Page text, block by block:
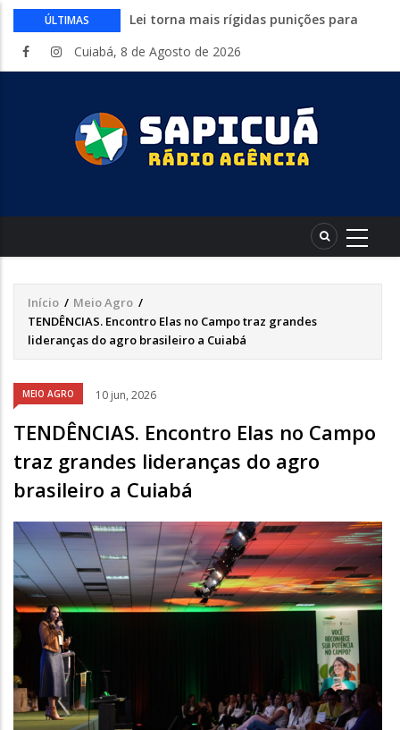
ÚLTIMAS
Lei torna mais rígidas punições para
CAIXA e iFood facilitam financiamento
Circuito Fazenda Rosa estreia na
Exposul com imersão de mulheres nas
atividades do agronegócio
Começa nesta sexta-feira em Cuiabá o
shows nacionais
Cuiabá, 8 de Agosto de 2026
Trilha
de
Início / Meio Agro /
TENDÊNCIAS. Encontro Elas no Campo traz grandes
lideranças do agro brasileiro a Cuiabá
MEIO AGRO 10 jun, 2026
TENDÊNCIAS. Encontro Elas no Campo
traz grandes lideranças do agro
brasileiro a Cuiabá
Áudio